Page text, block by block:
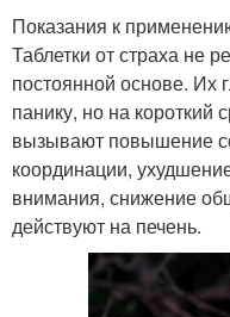
Показания к
Таблетки от страха не
постоянной основе. Их
панику, но на короткий
вызывают повышение
координации,
внимания, снижение
действуют на печень.